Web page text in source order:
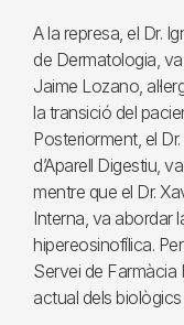
A la represa, el Dr.
de Dermatologia,
Jaime Lozano,
la transició del
Posteriorment, el
d’Aparell Digestiu,
mentre que el Dr.
Interna, va abordar
hipereosinofílica.
Servei de Farmàcia
actual dels